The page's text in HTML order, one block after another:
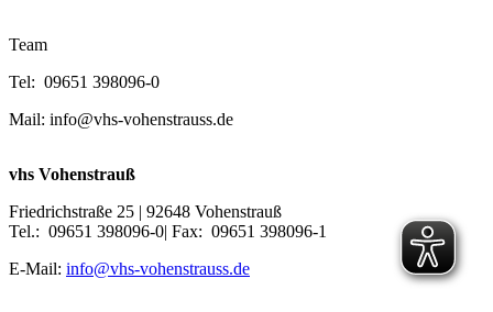
Team
Tel: 09651 398096-0
Mail: info@vhs-vohenstrauss.de
vhs Vohenstrauß
Friedrichstraße 25 | 92648 Vohenstrauß
Tel.: 09651 398096-0| Fax: 09651 398096-1
E-Mail: info@vhs-vohenstrauss.de